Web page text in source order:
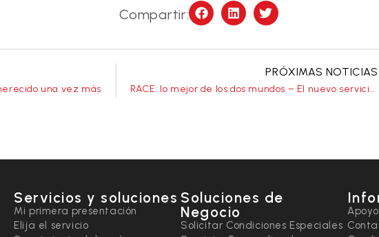
Compartir:
una vez más
PRÓXIMAS NOTICIAS
RACE: lo mejor de los dos mundos – El nuevo servicio de Alfaloc
Servicios y soluciones
Mi primera presentación
Elija el servicio
Soluciones de
Negocio
Solicitar Condiciones Especiales